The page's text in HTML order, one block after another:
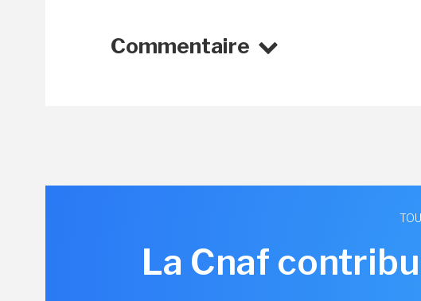
Commentaire
La Cnaf